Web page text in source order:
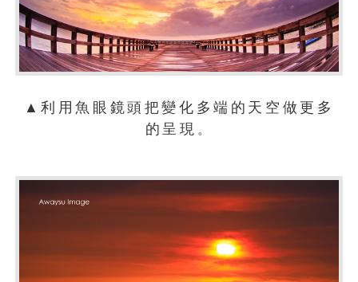
▲利用魚眼鏡頭把變化多端的天空做更多
的呈現 。